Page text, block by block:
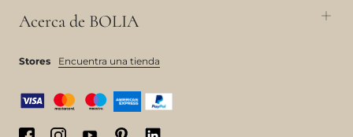
Acerca de BOLIA
Stores Encuentra una tienda